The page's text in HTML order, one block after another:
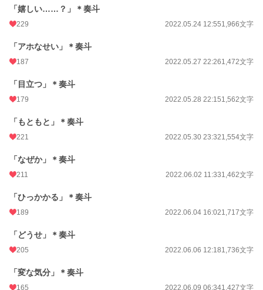
「嬉しい……？」＊奏斗
229 2022.05.24 12:551,966文字
「アホなせい」＊奏斗
187 2022.05.27 22:261,472文字
「目立つ」＊奏斗
179 2022.05.28 22:151,562文字
「もともと」＊奏斗
221 2022.05.30 23:321,554文字
「なぜか」＊奏斗
211 2022.06.02 11:331,462文字
「ひっかかる」＊奏斗
189 2022.06.04 16:021,717文字
「どうせ」＊奏斗
205 2022.06.06 12:181,736文字
「変な気分」＊奏斗
165 2022.06.09 06:341,427文字